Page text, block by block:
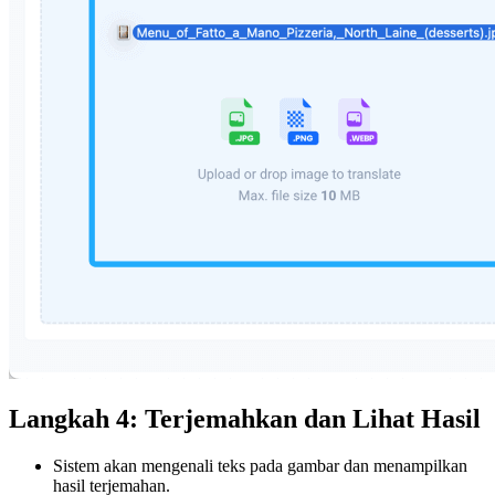
Langkah 4: Terjemahkan dan Lihat Hasil
Sistem akan mengenali teks pada gambar dan menampilkan
hasil terjemahan.